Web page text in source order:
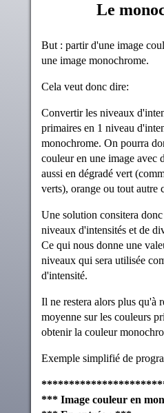
Le
But : partir d'une image
une image monochrome.
Cela veut donc dire:
Convertir les niveaux
primaires en 1 niveau
monochrome. On pourra
couleur en une image avec
aussi en dégradé vert
verts), orange ou tout autre
Une solution consitera
niveaux d'intensités et de
Ce qui nous donne une
niveaux qui sera utilisée
d'intensité.
Il ne restera alors plus qu'à
moyenne sur les couleurs
obtenir la couleur
Exemple simplifié de
*** Image couleur en